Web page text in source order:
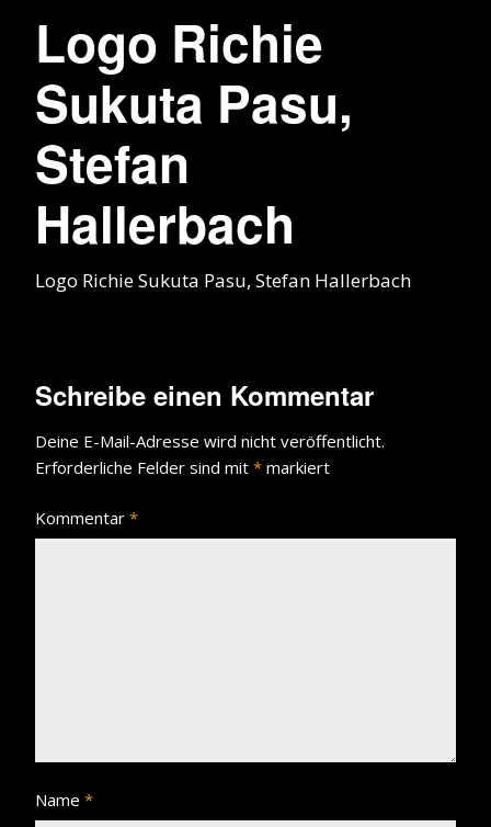
Logo Richie
Sukuta Pasu,
Stefan
Hallerbach
Logo Richie Sukuta Pasu, Stefan Hallerbach
Schreibe einen Kommentar
Deine E-Mail-Adresse wird nicht veröffentlicht.
Erforderliche Felder sind mit * markiert
Kommentar *
Name *